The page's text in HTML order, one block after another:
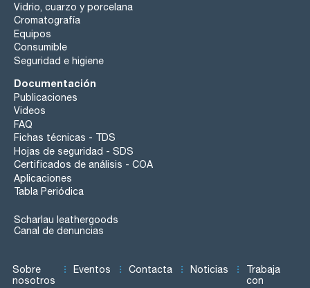
Vidrio, cuarzo y porcelana
Cromatografía
Equipos
Consumible
Seguridad e higiene
Documentación
Publicaciones
Videos
FAQ
Fichas técnicas - TDS
Hojas de seguridad - SDS
Certificados de análisis - COA
Aplicaciones
Tabla Periódica
Scharlau leathergoods
Canal de denuncias
Sobre
nosotros
Eventos Contacta Noticias
Trabaja
con